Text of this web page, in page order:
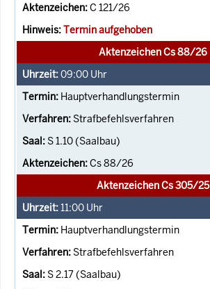
C 121/26
Termin aufgehoben
Aktenzeichen Cs 88/26
09:00 Uhr
Hauptverhandlungstermin
Strafbefehlsverfahren
S 1.10 (Saalbau)
Cs 88/26
Aktenzeichen Cs 305/25
11:00 Uhr
Hauptverhandlungstermin
Strafbefehlsverfahren
S 2.17 (Saalbau)